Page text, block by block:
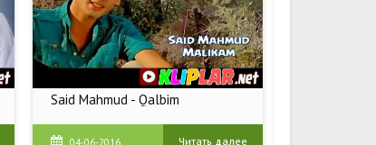
Said Mahmud - Qalbim
Махмуд - Маликам
04-06-2016 Читать далее